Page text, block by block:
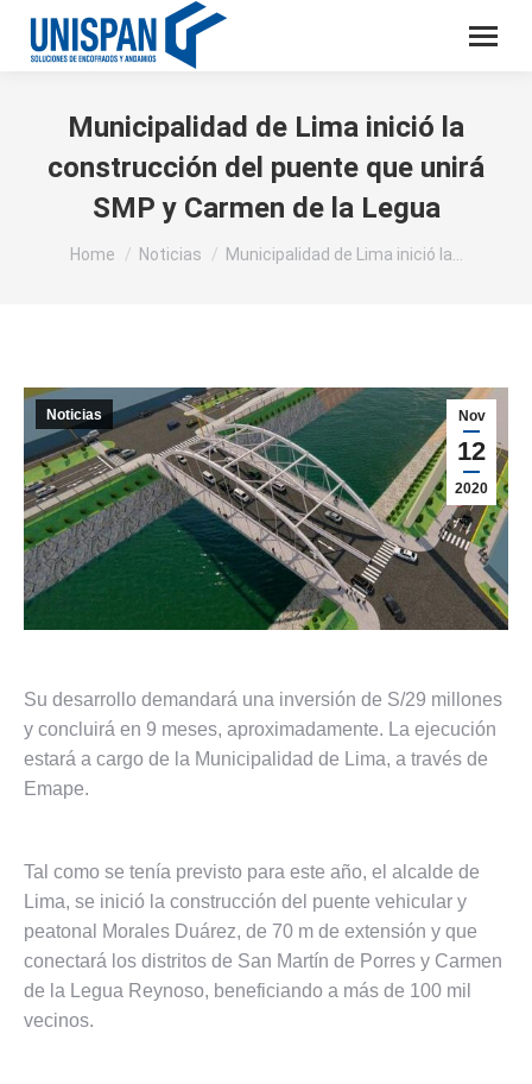
Municipalidad de Lima inició la
construcción del puente que unirá
SMP y Carmen de la Legua
You are here:
Home Noticias Municipalidad de Lima inició la…
Nov
12
2020
Noticias
Su desarrollo demandará una inversión de S/29 millones
y concluirá en 9 meses, aproximadamente. La ejecución
estará a cargo de la Municipalidad de Lima, a través de
Emape.
Tal como se tenía previsto para este año, el alcalde de
Lima, se inició la construcción del puente vehicular y
peatonal Morales Duárez, de 70 m de extensión y que
conectará los distritos de San Martín de Porres y Carmen
de la Legua Reynoso, beneficiando a más de 100 mil
vecinos.